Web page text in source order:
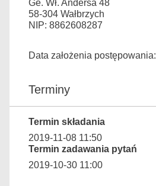
Ge. Wł. Andersa 48
58-304 Wałbrzych
NIP: 8862608287
Data założenia postępowania:
Terminy
Termin składania
2019-11-08 11:50
Termin zadawania pytań
2019-10-30 11:00